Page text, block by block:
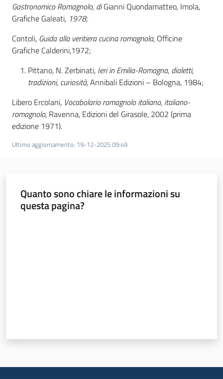
Piani programmi
progetti
Gastronomico Romagnolo, diGianni Quondamatteo, Imola,
Grafiche Galeati, 1978;
Contoli, Guida alla veritiera cucina romagnola, Officine
Grafiche Calderini,1972;
Pittano, N. Zerbinati, Ieri in Emilia-Romagna, dialetti,
tradizioni, curiosità,Annibali Edizioni – Bologna, 1984;
Libero Ercolani, Vocabolario romagnolo italiano, italiano-
romagnolo, Ravenna, Edizioni del Girasole, 2002 (prima
edizione 1971).
Ultimo aggiornamento: 19-12-2025 09:49
Quanto sono chiare le informazioni su
questa pagina?